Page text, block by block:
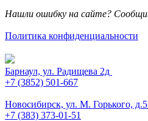
Нашли ошибку на сайте?
Политика конфиденциальности
Барнаул, ул. Радищева 2д
+7 (3852) 501-667
Новосибирск, ул. М. Горького,
+7 (383) 373-01-51